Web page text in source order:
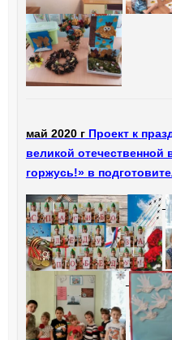
май 2020 гПроект к
великой
горжусь!» в